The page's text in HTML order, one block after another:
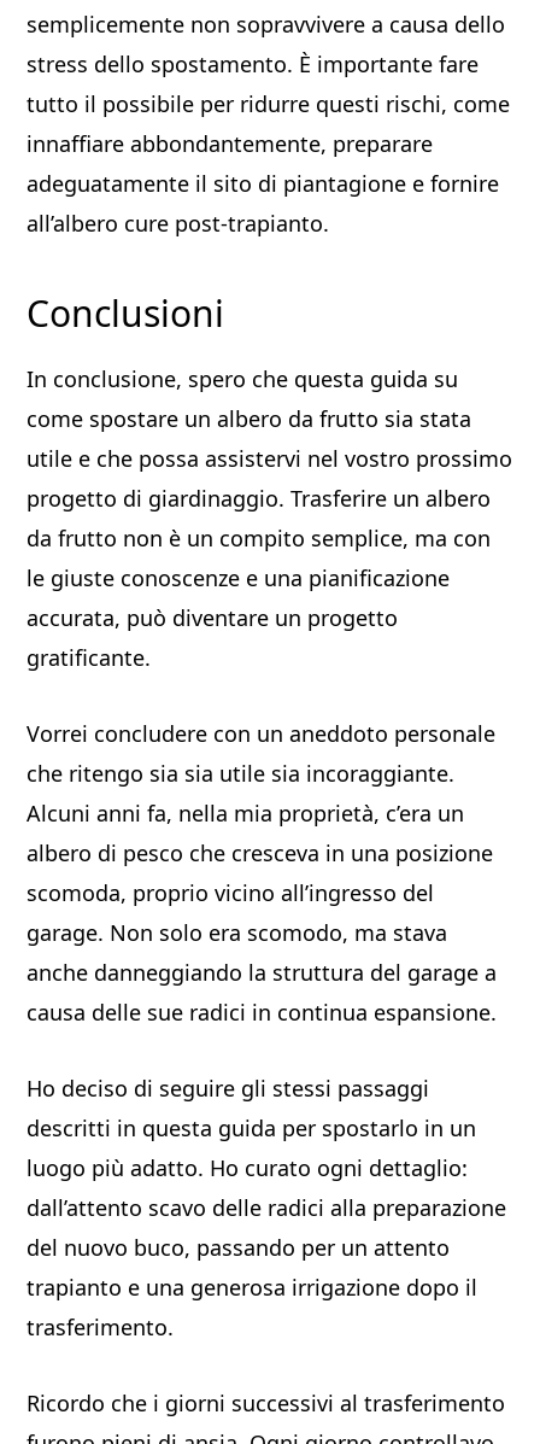
semplicemente non sopravvivere a causa dello
stress dello spostamento. È importante fare
tutto il possibile per ridurre questi rischi, come
innaffiare abbondantemente, preparare
adeguatamente il sito di piantagione e fornire
all’albero cure post-trapianto.
Conclusioni
In conclusione, spero che questa guida su
come spostare un albero da frutto sia stata
utile e che possa assistervi nel vostro prossimo
progetto di giardinaggio. Trasferire un albero
da frutto non è un compito semplice, ma con
le giuste conoscenze e una pianificazione
accurata, può diventare un progetto
gratificante.
Vorrei concludere con un aneddoto personale
che ritengo sia sia utile sia incoraggiante.
Alcuni anni fa, nella mia proprietà, c’era un
albero di pesco che cresceva in una posizione
scomoda, proprio vicino all’ingresso del
garage. Non solo era scomodo, ma stava
anche danneggiando la struttura del garage a
causa delle sue radici in continua espansione.
Ho deciso di seguire gli stessi passaggi
descritti in questa guida per spostarlo in un
luogo più adatto. Ho curato ogni dettaglio:
dall’attento scavo delle radici alla preparazione
del nuovo buco, passando per un attento
trapianto e una generosa irrigazione dopo il
trasferimento.
Ricordo che i giorni successivi al trasferimento